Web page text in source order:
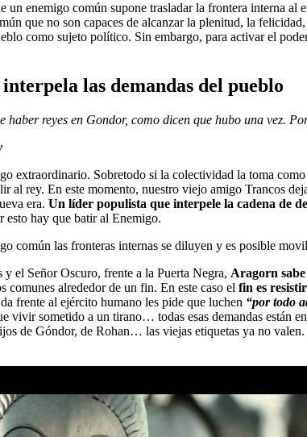
enemigo común supone trasladar la frontera interna
que no son capaces de alcanzar la plenitud, la
como sujeto político. Sin embargo, para activar el
las demandas del pueblo
haber reyes en Gondor, como dicen que hubo una vez.
extraordinario. Sobretodo si la colectividad la toma como
al rey. En este momento, nuestro viejo amigo Trancos
era. Un líder populista que interpele la cadena de
esto hay que batir al Enemigo.
común las fronteras internas se diluyen y es posible
el Señor Oscuro, frente a la Puerta Negra, Aragorn sabe
comunes alrededor de un fin. En este caso el fin es
frente al ejército humano les pide que luchen “por todo
vivir sometido a un tirano… todas esas demandas están
de Góndor, de Rohan… las viejas etiquetas ya no